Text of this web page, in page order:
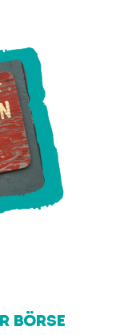
BÖRSE